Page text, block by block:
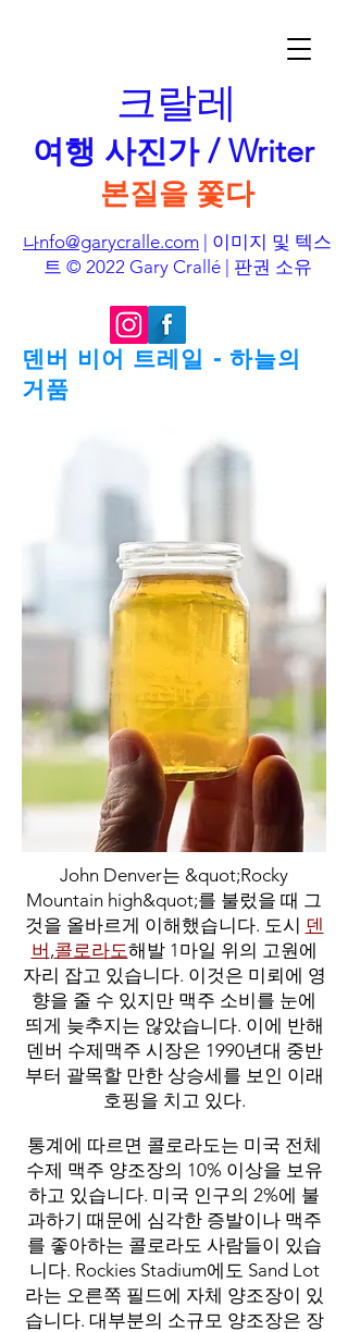
크랄레
여행 사진가 / Writer
본질을 쫓다
나nfo@garycralle.com | 이미지 및 텍스
트 © 2022 Gary Crallé | 판권 소유
덴버 비어 트레일 - 하늘의
거품
John Denver는 &quot;Rocky
Mountain high&quot;를 불렀을 때 그
것을 올바르게 이해했습니다. 도시 덴
버 ,콜로라도해발 1마일 위의 고원에
자리 잡고 있습니다. 이것은 미뢰에 영
향을 줄 수 있지만 맥주 소비를 눈에
띄게 늦추지는 않았습니다. 이에 반해
덴버 수제맥주 시장은 1990년대 중반
부터 괄목할 만한 상승세를 보인 이래
호핑을 치고 있다.
통계에 따르면 콜로라도는 미국 전체
수제 맥주 양조장의 10% 이상을 보유
하고 있습니다. 미국 인구의 2%에 불
과하기 때문에 심각한 증발이나 맥주
를 좋아하는 콜로라도 사람들이 있습
니다. Rockies Stadium에도 Sand Lot
라는 오른쪽 필드에 자체 양조장이 있
습니다. 대부분의 소규모 양조장은 장